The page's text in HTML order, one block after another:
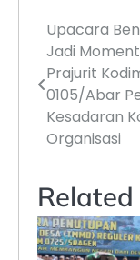
Navigasi
pos
Upacara
Jadi
Prajurit
0105/Abar
Kesadaran
Organisasi